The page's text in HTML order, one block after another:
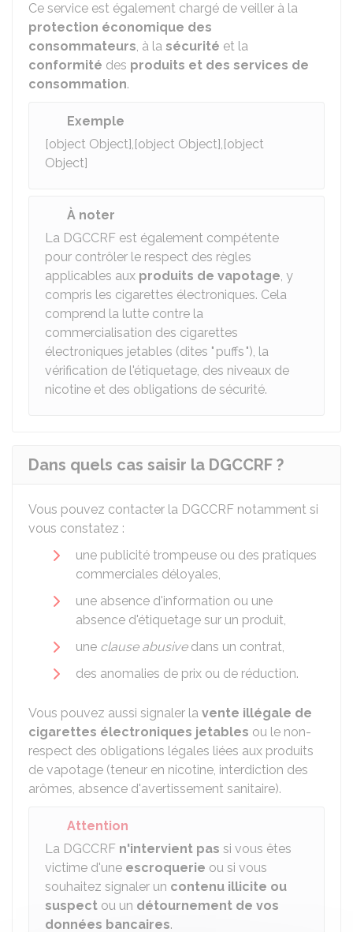
Ce service est également chargé de veiller à la
protection économique des
consommateurs, à la sécurité et la
conformité des produits et des services de
consommation.
Exemple
[object Object],[object Object],[object
Object]
À noter
La DGCCRF est également compétente
pour contrôler le respect des règles
applicables aux produits de vapotage, y
compris les cigarettes électroniques. Cela
comprend la lutte contre la
commercialisation des cigarettes
électroniques jetables (dites " puffs "), la
vérification de l'étiquetage, des niveaux de
nicotine et des obligations de sécurité.
Dans quels cas saisir la DGCCRF ?
Vous pouvez contacter la DGCCRF notamment si
vous constatez :
une publicité trompeuse ou des pratiques
commerciales déloyales,
une absence d'information ou une
absence d'étiquetage sur un produit,
une clause abusivedans un contrat,
des anomalies de prix ou de réduction.
Vous pouvez aussi signaler la vente illégale de
cigarettes électroniques jetables ou le non-
respect des obligations légales liées aux produits
de vapotage (teneur en nicotine, interdiction des
arômes, absence d'avertissement sanitaire).
Attention
La DGCCRF n'intervient pas si vous êtes
victime d'une escroquerie ou si vous
souhaitez signaler un contenu illicite ou
suspect ou un détournement de vos
données bancaires.